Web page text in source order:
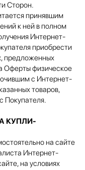
Сторон.
принявшим
к ней в полном
Интернет-
приобрести
предложенных
Оферты физическое
с Интернет-
товаров,
Покупателя.
КУПЛИ-
на сайте
Интернет-
на условиях